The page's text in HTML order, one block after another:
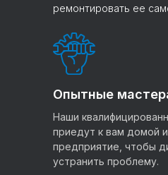
Опытные
Наши
приедут к вам домой
предприятие, чтобы
устранить проблему.
ремонтировать ее